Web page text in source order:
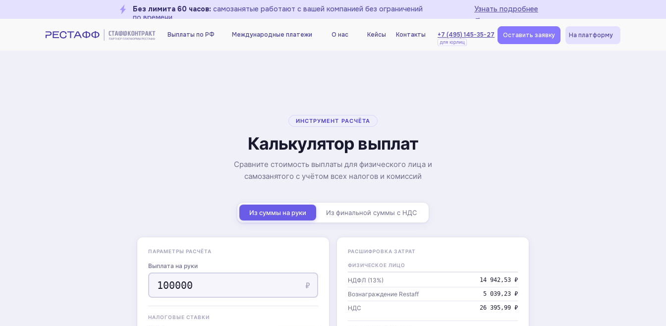
Без лимита 60 часов: самозанятые работают с вашей компанией без ограничений
по времени
Узнать подробнее
→
На платформу
Оставить заявку
Кейсы
О нас
Международные платежи
Выплаты по РФ Контакты +7 (495) 145-35-27
Выплаты по РФ
ИНСТРУМЕНТ РАСЧЁТА
Калькулятор выплат
Сравните стоимость выплаты для физического лица и
самозанятого с учётом всех налогов и комиссий
Из суммы на руки Из финальной суммы с НДС
ПАРАМЕТРЫ РАСЧЁТА
Выплата на руки
₽
НАЛОГОВЫЕ СТАВКИ
РАСШИФРОВКА ЗАТРАТ
ФИЗИЧЕСКОЕ ЛИЦО
НДФЛ (13%) 14 942,53 ₽
Вознаграждение Restaff 5 039,23 ₽
НДС 26 395,99 ₽